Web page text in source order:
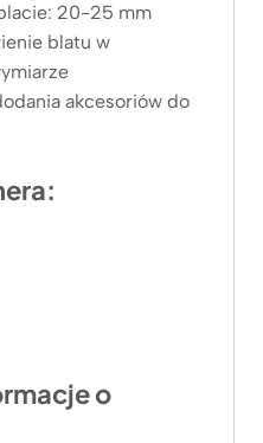
20-25 mm
blatu w
akcesoriów do
o